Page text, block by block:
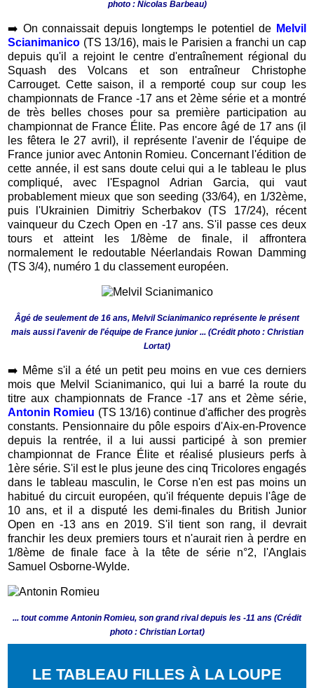
photo : Nicolas Barbeau)
➡️ On connaissait depuis longtemps le potentiel de Melvil
Scianimanico (TS 13/16), mais le Parisien a franchi un cap
depuis qu'il a rejoint le centre d'entraînement régional du
Squash des Volcans et son entraîneur Christophe
Carrouget. Cette saison, il a remporté coup sur coup les
championnats de France -17 ans et 2ème série et a montré
de très belles choses pour sa première participation au
championnat de France Élite. Pas encore âgé de 17 ans (il
les fêtera le 27 avril), il représente l'avenir de l'équipe de
France junior avec Antonin Romieu. Concernant l'édition de
cette année, il est sans doute celui qui a le tableau le plus
compliqué, avec l'Espagnol Adrian Garcia, qui vaut
probablement mieux que son seeding (33/64), en 1/32ème,
puis l'Ukrainien Dimitriy Scherbakov (TS 17/24), récent
vainqueur du Czech Open en -17 ans. S'il passe ces deux
tours et atteint les 1/8ème de finale, il affrontera
normalement le redoutable Néerlandais Rowan Damming
(TS 3/4), numéro 1 du classement européen.
Âgé de seulement de 16 ans, Melvil Scianimanico représente le présent
mais aussi l'avenir de l'équipe de France junior ... (Crédit photo : Christian
Lortat)
➡️ Même s'il a été un petit peu moins en vue ces derniers
mois que Melvil Scianimanico, qui lui a barré la route du
titre aux championnats de France -17 ans et 2ème série,
Antonin Romieu (TS 13/16) continue d'afficher des progrès
constants. Pensionnaire du pôle espoirs d'Aix-en-Provence
depuis la rentrée, il a lui aussi participé à son premier
championnat de France Élite et réalisé plusieurs perfs à
1ère série. S'il est le plus jeune des cinq Tricolores engagés
dans le tableau masculin, le Corse n'en est pas moins un
habitué du circuit européen, qu'il fréquente depuis l'âge de
10 ans, et il a disputé les demi-finales du British Junior
Open en -13 ans en 2019. S'il tient son rang, il devrait
franchir les deux premiers tours et n'aurait rien à perdre en
1/8ème de finale face à la tête de série n°2, l'Anglais
Samuel Osborne-Wylde.
... tout comme Antonin Romieu, son grand rival depuis les -11 ans (Crédit
photo : Christian Lortat)
LE TABLEAU FILLES À LA LOUPE